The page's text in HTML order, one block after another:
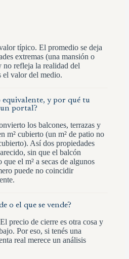
típico. El promedio se deja
extremas (una mansión o
no refleja la realidad del
el valor del medio.
equivalente, y por qué tu
portal?
los balcones, terrazas y
m² cubierto (un m² de patio no
Así dos propiedades
sin que el balcón
el m² a secas de algunos
puede no coincidir
o el que se vende?
precio de cierre es otra cosa y
Por eso, si tenés una
real merece un análisis